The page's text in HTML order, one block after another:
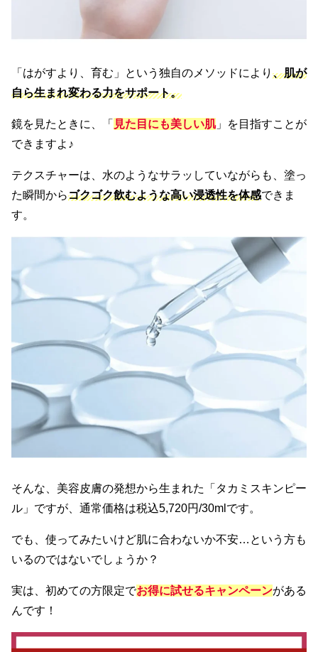
「はがすより、育む」という独自のメソッドにより 、肌が
自ら生まれ変わる力をサポート。
鏡を見たときに、「 見た目にも美しい肌」を目指すことが
できますよ♪
テクスチャーは、水のようなサラッしていながらも、塗っ
た瞬間からゴクゴク飲むような高い浸透性を体感できま
す。
そんな、美容皮膚の発想から生まれた「タカミスキンピー
ル」ですが、通常価格は税込5,720円/30mlです。
でも、使ってみたいけど肌に合わないか不安…という方も
いるのではないでしょうか？
実は、初めての方限定でお得に試せるキャンペーンがある
んです！